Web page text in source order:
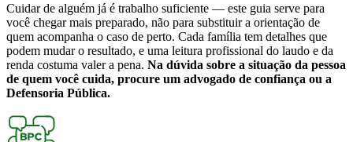
Cuidar de alguém já é trabalho suficiente — este guia serve para
você chegar mais preparado, não para substituir a orientação de
quem acompanha o caso de perto. Cada família tem detalhes que
podem mudar o resultado, e uma leitura profissional do laudo e da
renda costuma valer a pena. Na dúvida sobre a situação da pessoa
de quem você cuida, procure um advogado de confiança ou a
Defensoria Pública.